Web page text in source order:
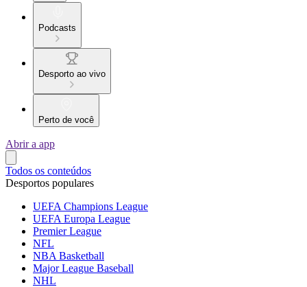
Podcasts
Desporto ao vivo
Perto de você
Abrir a app
Todos os conteúdos
Desportos populares
UEFA Champions League
UEFA Europa League
Premier League
NFL
NBA Basketball
Major League Baseball
NHL